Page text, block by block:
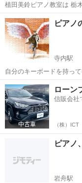
植田美鈴ピアノ教室は 栃
月開業♪ 体験レッスン受付中！ レッスン料などの詳細はホームページ
をご覧ください↓ https://
栃木 宇都宮市
ピアノ
寺内駅
自分のキーボードを持っ
山、真岡、栃木市 栃木県
丈夫です！ 趣味でやりた
ありません！ 自分も楽...
栃木 小山市 寺内
ローン
信販会社
（株）ICT
ピアノ
岩舟駅